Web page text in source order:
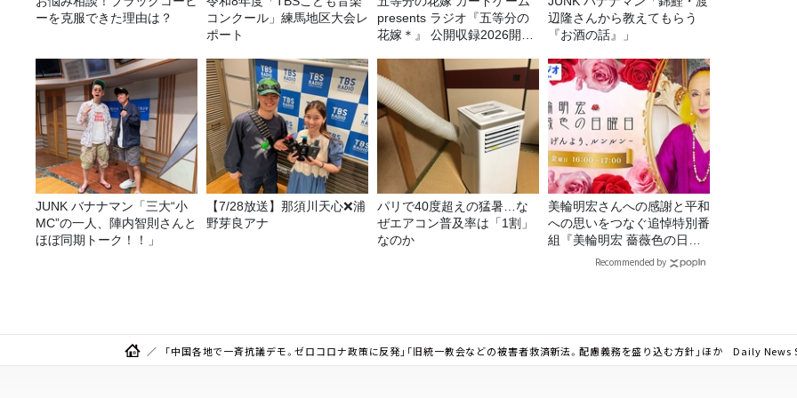
ーを克服できた理由は？
コンクール」練馬地区大会レ
ポート
presents ラジオ『五等分の
花嫁＊』 公開収録2026開催
辺隆さんから教えてもらう
『お酒の話』」
JUNK バナナマン「三大“小
MC”の一人、陣内智則さんと
ほぼ同期トーク！！」
【7/28放送】那須川天心❌浦
野芽良アナ
パリで40度超えの猛暑…な
ぜエアコン普及率は「1割」
なのか
美輪明宏さんへの感謝と平和
への思いをつなぐ追悼特別番
組『美輪明宏 薔薇色の日曜
日～ごきげんよう、ルンルン
Recommended by
「中国各地で一斉抗議デモ。ゼロコロナ政策に反発」「旧統一教会などの被害者救済新法。配慮義務を盛り込む方針」ほか Daily News